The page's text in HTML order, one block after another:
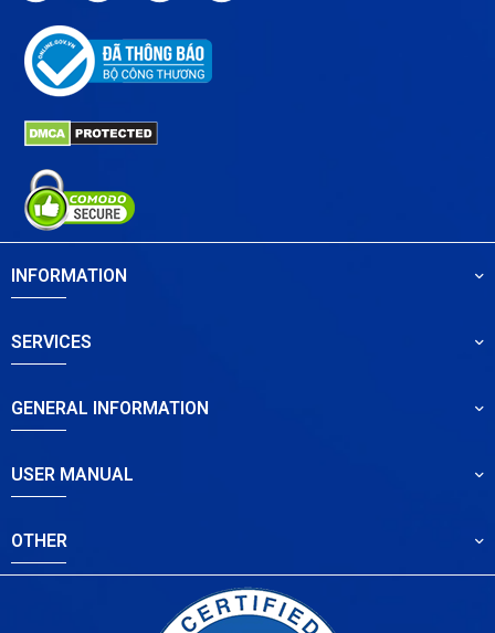
INFORMATION
SERVICES
GENERAL INFORMATION
USER MANUAL
OTHER